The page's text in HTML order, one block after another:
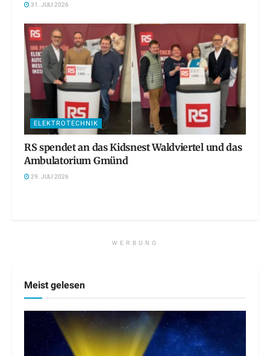
31. JULI 2026
ELEKTROTECHNIK
RS spendet an das Kidsnest Waldviertel und das
Ambulatorium Gmünd
29. JULI 2026
WERBUNG
Meist gelesen